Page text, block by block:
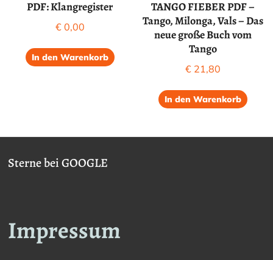
PDF: Klangregister
€0,00
In den Warenkorb
TANGO FIEBER PDF –
Tango, Milonga, Vals – Das
neue große Buch vom
Tango
€ 21,80
In den Warenkorb
Sterne bei GOOGLE
Impressum